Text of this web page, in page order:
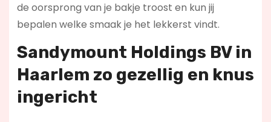
de oorsprong van je bakje troost en kun jij
bepalen welke smaak je het lekkerst vindt.
Sandymount Holdings BV in
Haarlem zo gezellig en knus
ingericht